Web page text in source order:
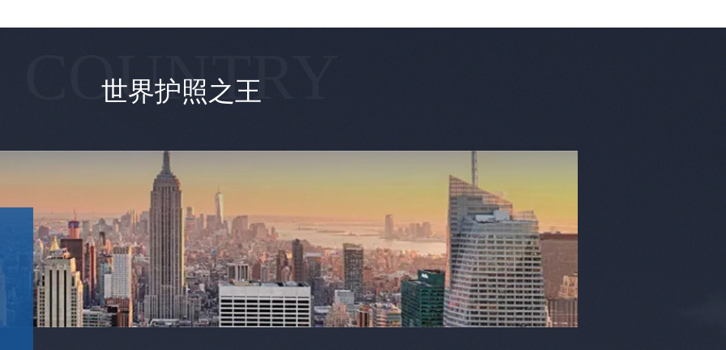
COUNTRY
世界护照之王